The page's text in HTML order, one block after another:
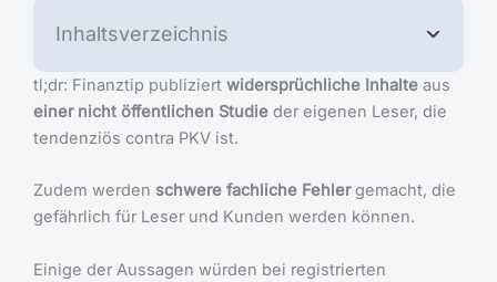
Inhaltsverzeichnis
tl;dr: Finanztip publiziert widersprüchliche Inhalte aus
einer nicht öffentlichen Studie der eigenen Leser, die
tendenziös contra PKV ist.
Zudem werden schwere fachliche Fehlergemacht, die
gefährlich für Leser und Kunden werden können.
Einige der Aussagen würden bei registrierten